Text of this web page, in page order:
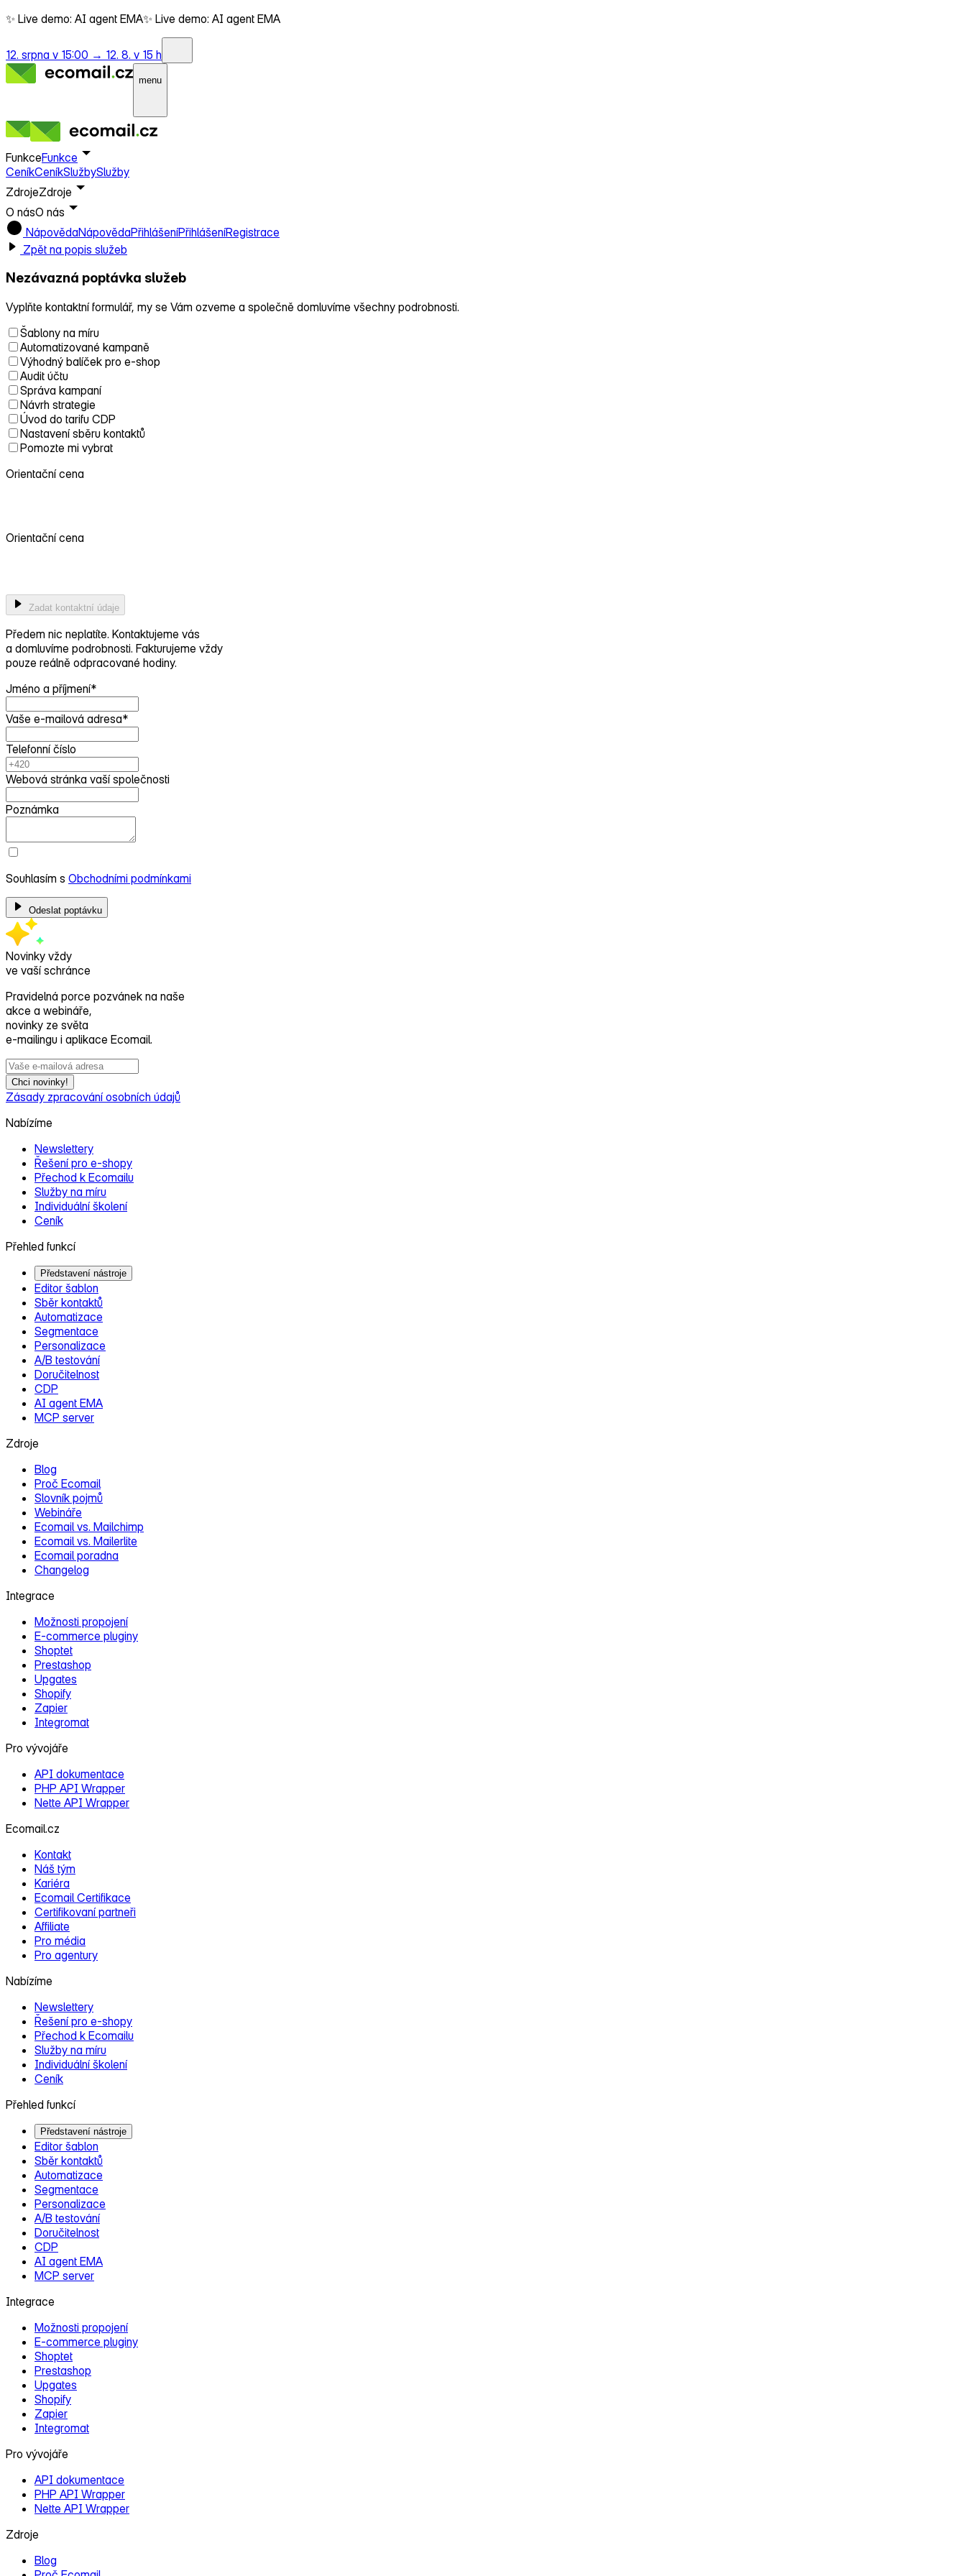
✨ Live demo: AI agent EMA✨ Live demo: AI agent EMA
12. srpna v 15:00 → 12. 8. v 15 h
menu
FunkceFunkce
CeníkCeníkSlužbySlužby
ZdrojeZdroje
O násO nás
NápovědaNápovědaPřihlášeníPřihlášeníRegistrace
Zpět na popis služeb
Nezávazná poptávka služeb
Vyplňte kontaktní formulář, my se Vám ozveme a společně domluvíme všechny podrobnosti.
Šablony na míru
Automatizované kampaně
Výhodný balíček pro e-shop
Audit účtu
Správa kampaní
Návrh strategie
Úvod do tarifu CDP
Nastavení sběru kontaktů
Pomozte mi vybrat
Orientační cena
Orientační cena
Zadat kontaktní údaje
Předem nic neplatíte. Kontaktujeme vás
a domluvíme podrobnosti. Fakturujeme vždy
pouze reálně odpracované hodiny.
Jméno a příjmení*
Vaše e-mailová adresa*
Telefonní číslo
Webová stránka vaší společnosti
Poznámka
Souhlasím s Obchodními podmínkami
Odeslat poptávku
Novinky vždy
ve vaší schránce
Pravidelná porce pozvánek na naše
akce a webináře,
novinky ze světa
e‑mailingu i aplikace Ecomail.
Chci novinky!
Zásady zpracování osobních údajů
Nabízíme
Newslettery
Řešení pro e‑shopy
Přechod k Ecomailu
Služby na míru
Individuální školení
Ceník
Přehled funkcí
Představení nástroje
Editor šablon
Sběr kontaktů
Automatizace
Segmentace
Personalizace
A/B testování
Doručitelnost
CDP
AI agent EMA
MCP server
Zdroje
Blog
Proč Ecomail
Slovník pojmů
Webináře
Ecomail vs. Mailchimp
Ecomail vs. Mailerlite
Ecomail poradna
Changelog
Integrace
Možnosti propojení
E‑commerce pluginy
Shoptet
Prestashop
Upgates
Shopify
Zapier
Integromat
Pro vývojáře
API dokumentace
PHP API Wrapper
Nette API Wrapper
Ecomail.cz
Kontakt
Náš tým
Kariéra
Ecomail Certifikace
Certifikovaní partneři
Affiliate
Pro média
Pro agentury
Nabízíme
Newslettery
Řešení pro e‑shopy
Přechod k Ecomailu
Služby na míru
Individuální školení
Ceník
Přehled funkcí
Představení nástroje
Editor šablon
Sběr kontaktů
Automatizace
Segmentace
Personalizace
A/B testování
Doručitelnost
CDP
AI agent EMA
MCP server
Integrace
Možnosti propojení
E‑commerce pluginy
Shoptet
Prestashop
Upgates
Shopify
Zapier
Integromat
Pro vývojáře
API dokumentace
PHP API Wrapper
Nette API Wrapper
Zdroje
Blog